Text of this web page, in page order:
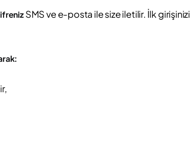
SMS ve e-posta ile size iletilir. İlk girişinizi